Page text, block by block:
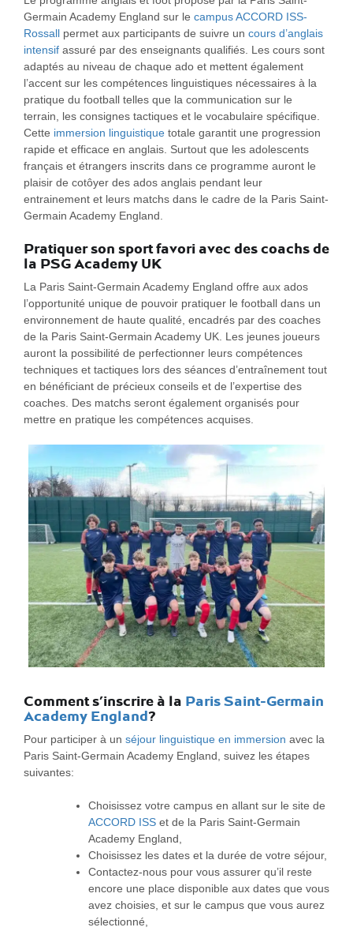
Germain Academy England sur le campus ACCORD ISS-
Rossall permet aux participants de suivre un cours d’anglais
intensif assuré par des enseignants qualifiés. Les cours sont
adaptés au niveau de chaque ado et mettent également
l’accent sur les compétences linguistiques nécessaires à la
pratique du football telles que la communication sur le
terrain, les consignes tactiques et le vocabulaire spécifique.
Cette immersion linguistique totale garantit une progression
rapide et efficace en anglais. Surtout que les adolescents
français et étrangers inscrits dans ce programme auront le
plaisir de cotôyer des ados anglais pendant leur
entrainement et leurs matchs dans le cadre de la Paris Saint-
Germain Academy England.
Pratiquer son sport favori avec des coachs de
la PSG Academy UK
La Paris Saint-Germain Academy England offre aux ados
l’opportunité unique de pouvoir pratiquer le football dans un
environnement de haute qualité, encadrés par des coaches
de la Paris Saint-Germain Academy UK. Les jeunes joueurs
auront la possibilité de perfectionner leurs compétences
techniques et tactiques lors des séances d’entraînement tout
en bénéficiant de précieux conseils et de l’expertise des
coaches. Des matchs seront également organisés pour
mettre en pratique les compétences acquises.
Comment s’inscrire à la Paris Saint-Germain
Academy England?
Pour participer à un séjour linguistique en immersion avec la
Paris Saint-Germain Academy England, suivez les étapes
suivantes:
Choisissez votre campus en allant sur le site de
ACCORD ISS et de la Paris Saint-Germain
Academy England,
Choisissez les dates et la durée de votre séjour,
Contactez-nous pour vous assurer qu’il reste
encore une place disponible aux dates que vous
avez choisies, et sur le campus que vous aurez
sélectionné,